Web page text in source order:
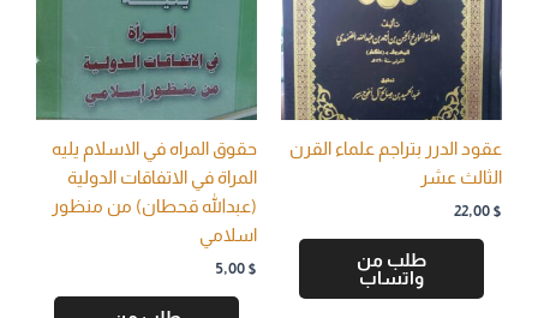
عقود الدرر بتراجم علماء القرن
الثالث عشر
22,00 $
طلب من
واتساب
حقوق المراه في الاسلام يليه
المراة في الاتفاقات الدولية
(عبدالله قحطان) من منظور
اسلامي
5,00 $